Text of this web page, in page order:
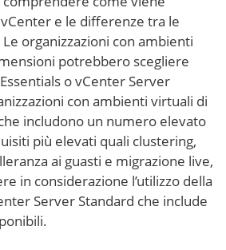
e le differenze tra le
organizzazioni con ambienti
potrebbero scegliere
o vCenter Server
con ambienti virtuali di
includono un numero elevato
più elevati quali clustering,
ai guasti e migrazione live,
in considerazione l’utilizzo della
Server Standard che include